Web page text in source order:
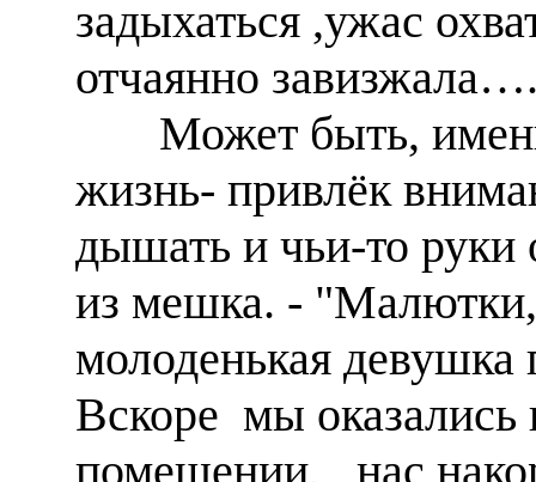
задыхаться ,ужас
отчаянно
Может быть,
жизнь- привлёк
дышать и чьи-то
из мешка. -
молоденькая
Вскоре мы оказались
помещении, нас